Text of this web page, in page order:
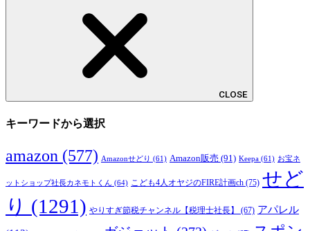
CLOSE
キーワードから選択
amazon (577) Amazonせどり (61) Amazon販売 (91) Keepa (61) お宝ネ
ットショップ社長カネモトくん (64) こども4人オヤジのFIRE計画ch (75) せど
り (1291) やりすぎ節税チャンネル【税理士社長】 (67) アパレル